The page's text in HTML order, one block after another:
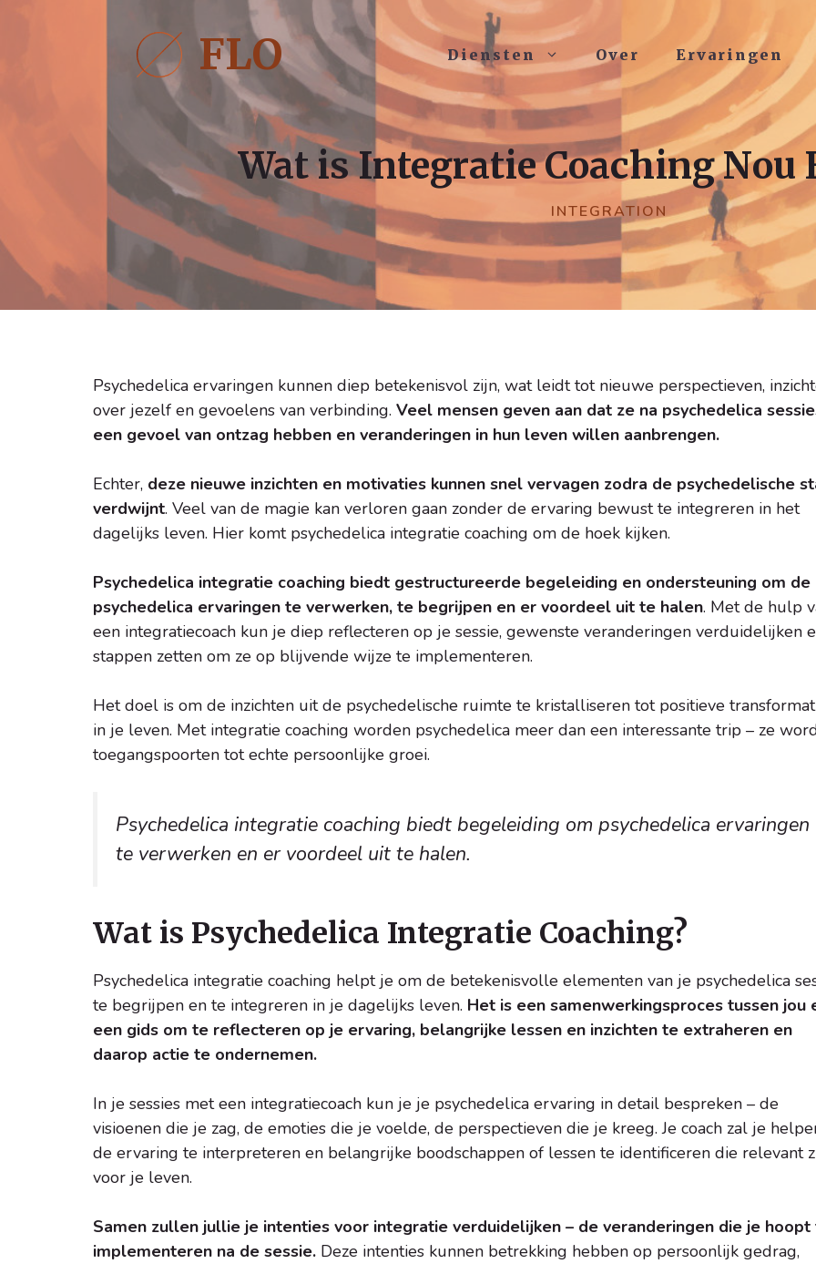
FLO Diensten Over Ervaringen
Wat is Integratie Coaching Nou
INTEGRATION
Psychedelica ervaringen kunnen diep betekenisvol zijn, wat leidt tot nieuwe perspectieven,
over jezelf en gevoelens van verbinding. Veel mensen geven aan dat ze na psychedelica
een gevoel van ontzag hebben en veranderingen in hun leven willen aanbrengen.
Echter, deze nieuwe inzichten en motivaties kunnen snel vervagen zodra de psychedelische
verdwijnt. Veel van de magie kan verloren gaan zonder de ervaring bewust te integreren in het
dagelijks leven. Hier komt psychedelica integratie coaching om de hoek kijken.
Psychedelica integratie coaching biedt gestructureerde begeleiding en ondersteuning om de
psychedelica ervaringen te verwerken, te begrijpen en er voordeel uit te halen. Met de hulp
een integratiecoach kun je diep reflecteren op je sessie, gewenste veranderingen verduidelijken
stappen zetten om ze op blijvende wijze te implementeren.
Het doel is om de inzichten uit de psychedelische ruimte te kristalliseren tot positieve
in je leven. Met integratie coaching worden psychedelica meer dan een interessante trip – ze
toegangspoorten tot echte persoonlijke groei.
Psychedelica integratie coaching biedt begeleiding om psychedelica ervaringen
te verwerken en er voordeel uit te halen.
Wat is Psychedelica Integratie Coaching?
Psychedelica integratie coaching helpt je om de betekenisvolle elementen van je psychedelica
te begrijpen en te integreren in je dagelijks leven. Het is een samenwerkingsproces tussen jou
een gids om te reflecteren op je ervaring, belangrijke lessen en inzichten te extraheren en
daarop actie te ondernemen.
In je sessies met een integratiecoach kun je je psychedelica ervaring in detail bespreken – de
visioenen die je zag, de emoties die je voelde, de perspectieven die je kreeg. Je coach zal je
de ervaring te interpreteren en belangrijke boodschappen of lessen te identificeren die relevant
voor je leven.
Samen zullen jullie je intenties voor integratie verduidelijken – de veranderingen die je hoopt
implementeren na de sessie. Deze intenties kunnen betrekking hebben op persoonlijk gedrag,